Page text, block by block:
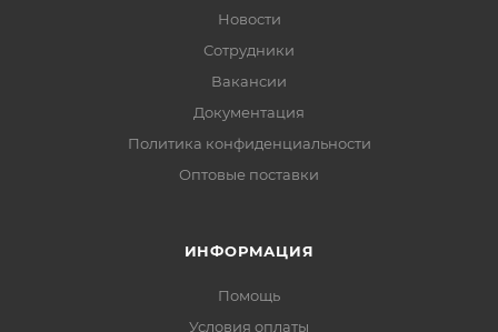
Новости
Сотрудники
Вакансии
Документация
Политика конфиденциальности
Оптовые поставки
ИНФОРМАЦИЯ
Помощь
Условия оплаты